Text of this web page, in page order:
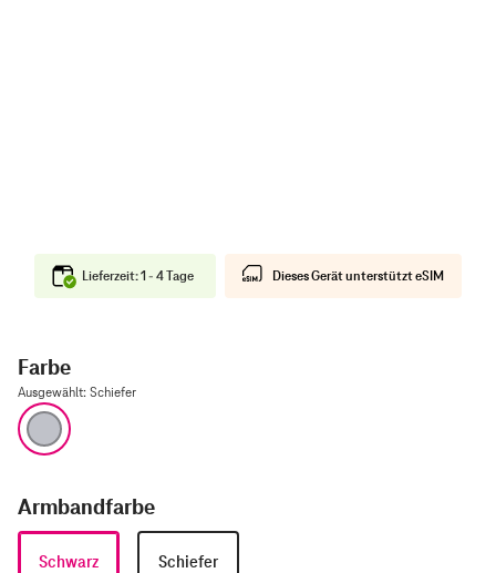
Lieferzeit: 1 - 4 Tage Dieses Gerät unterstützt eSIM
Farbe
Ausgewählt: Schiefer
Armbandfarbe
Schwarz Schiefer